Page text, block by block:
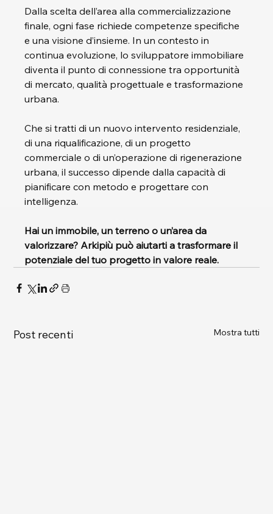
Dalla scelta dell’area alla commercializzazione
finale, ogni fase richiede competenze specifiche
e una visione d’insieme. In un contesto in
continua evoluzione, lo sviluppatore immobiliare
diventa il punto di connessione tra opportunità
di mercato, qualità progettuale e trasformazione
urbana.
Che si tratti di un nuovo intervento residenziale,
di una riqualificazione, di un progetto
commerciale o di un’operazione di rigenerazione
urbana, il successo dipende dalla capacità di
pianificare con metodo e progettare con
intelligenza.
Hai un immobile, un terreno o un’area da
valorizzare? Arkipiù può aiutarti a trasformare il
potenziale del tuo progetto in valore reale.
Post recenti Mostra tutti